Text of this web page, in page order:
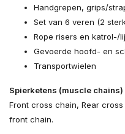
Handgrepen, grips/
Set van 6 veren (2
Rope risers en katrol-/
Gevoerde hoofd- en
Transportwielen
Spierketens (muscle chains)
Front cross chain, Rear
front chain.